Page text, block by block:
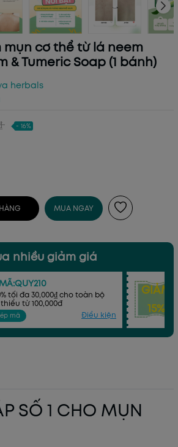
mụn cơ thể từ lá neem
& Tumeric Soap (1 bánh)
herbals
- 16%
MUA NGAY
nhiều giảm giá
tối đa 30,000₫ cho toàn bộ
từ 100,000đ
mã Điều kiện
GIẢM
15%
SỐ 1 CHO MỤN